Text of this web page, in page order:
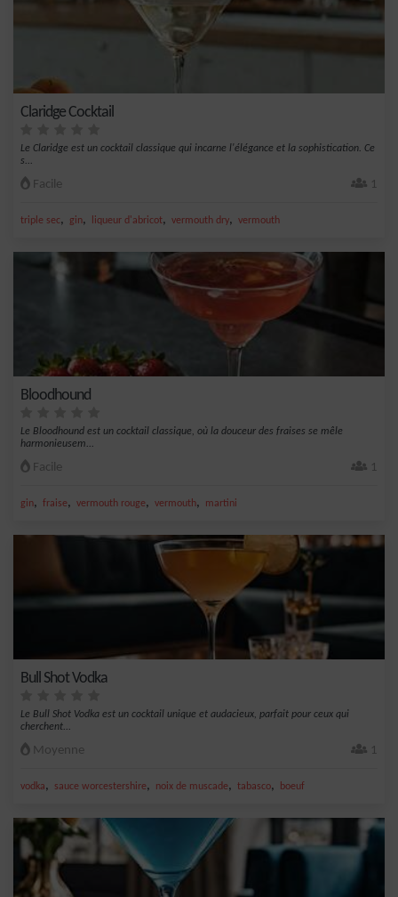
Claridge Cocktail
Le Claridge est un cocktail classique qui incarne l'élégance et la sophistication. Ce
s...
Facile 1
triple sec, gin, liqueur d'abricot, vermouth dry, vermouth
Bloodhound
Le Bloodhound est un cocktail classique, où la douceur des fraises se mêle
harmonieusem...
Facile 1
gin, fraise, vermouth rouge, vermouth, martini
Bull Shot Vodka
Le Bull Shot Vodka est un cocktail unique et audacieux, parfait pour ceux qui
cherchent...
Moyenne 1
vodka, sauce worcestershire, noix de muscade, tabasco, boeuf